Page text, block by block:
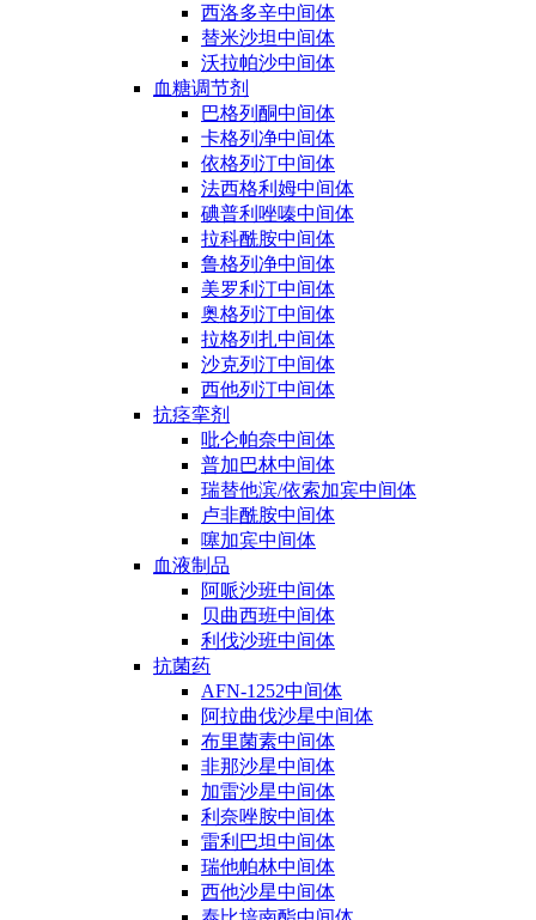
西洛多辛中间体
替米沙坦中间体
沃拉帕沙中间体
血糖调节剂
巴格列酮中间体
卡格列净中间体
依格列汀中间体
法西格利姆中间体
碘普利唑嗪中间体
拉科酰胺中间体
鲁格列净中间体
美罗利汀中间体
奥格列汀中间体
拉格列扎中间体
沙克列汀中间体
西他列汀中间体
抗痉挛剂
吡仑帕奈中间体
普加巴林中间体
瑞替他滨/依索加宾中间体
卢非酰胺中间体
噻加宾中间体
血液制品
阿哌沙班中间体
贝曲西班中间体
利伐沙班中间体
抗菌药
AFN-1252中间体
阿拉曲伐沙星中间体
布里菌素中间体
非那沙星中间体
加雷沙星中间体
利奈唑胺中间体
雷利巴坦中间体
瑞他帕林中间体
西他沙星中间体